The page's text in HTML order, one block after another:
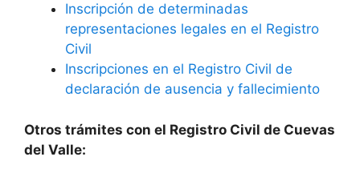
Inscripción de determinadas
representaciones legales en el Registro
Civil
Inscripciones en el Registro Civil de
declaración de ausencia y fallecimiento
Otros trámites con el Registro Civil de Cuevas
del Valle: